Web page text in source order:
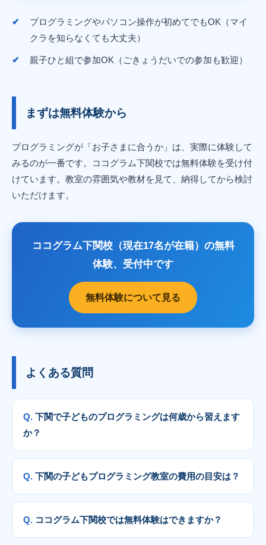
プログラミングやパソコン操作が初めてでもOK（マイ
クラを知らなくても大丈夫）
親子ひと組で参加OK（ごきょうだいでの参加も歓迎）
まずは無料体験から
プログラミングが「お子さまに合うか」は、実際に体験して
みるのが一番です。ココグラム下関校では無料体験を受け付
けています。教室の雰囲気や教材を見て、納得してから検討
いただけます。
ココグラム下関校（現在17名が在籍）の無料
体験、受付中です
無料体験について見る
よくある質問
下関で子どものプログラミングは何歳から習えます
か？
下関の子どもプログラミング教室の費用の目安は？
ココグラム下関校では無料体験はできますか？